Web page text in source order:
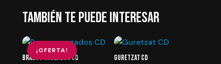
TAMBIÉN TE PUEDE INTERESAR
¡OFERTA!
BRAZOS CRUZADOS CD GURETZAT CD